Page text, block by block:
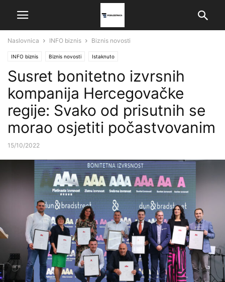
Naslovnica INFO biznis Biznis novosti
INFO biznis Biznis novosti Istaknuto
Susret bonitetno izvrsnih
kompanija Hercegovačke
regije: Svako od prisutnih se
morao osjetiti počastvovanim
15/10/2022